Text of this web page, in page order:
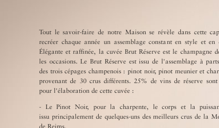
Tout le savoir-faire de notre Maison se révèle dans cette
recréer chaque année un assemblage constant en style et en
Élégante et raffinée, la cuvée Brut Réserve est le champagne
les occasions. Le Brut Réserve est issu de l'assemblage à
des trois cépages champenois : pinot noir, pinot meunier et
provenant de 30 crus différents. 25% de vins de réserve
pour l'élaboration de cette cuvée :
- Le Pinot Noir, pour la charpente, le corps et la
issu principalement de quelques-uns des meilleurs crus de la
de Reims.